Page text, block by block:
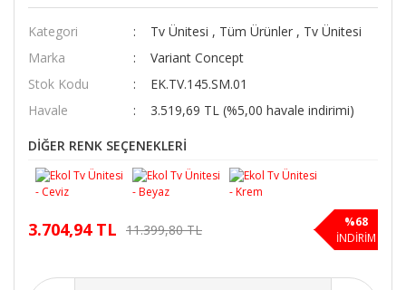
Kategori Tv Ünitesi , Tüm Ürünler , Tv Ünitesi
Marka
Variant Concept
Stok Kodu
EK.TV.145.SM.01
Havale
3.519,69 TL (%5,00 havale indirimi)
DİĞER RENK SEÇENEKLERİ
3.704,94 TL 11.399,80 TL
%68
İNDİRİM